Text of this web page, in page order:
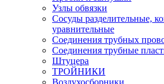
Узлы обвязки
Сосуды разделительные,
уравнительные
Соединения трубных
Соединения трубные
Штуцера
ТРОЙНИКИ
Воздухосборники